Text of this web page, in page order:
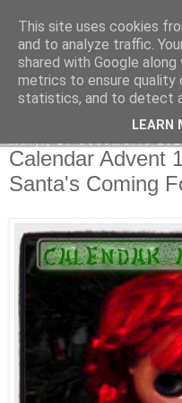
Copilarim
Calendar Advent
Santa's Coming
This site uses cookies
and to analyze traffic.
shared with Google
metrics to ensure quality
statistics, and to detect
LEARN